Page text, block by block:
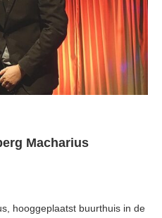
Macharius
hooggeplaatst buurthuis in de